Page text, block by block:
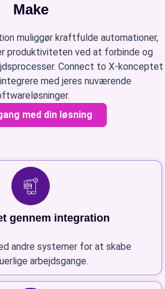
Make
muliggør kraftfulde automationer,
produktiviteten ved at forbinde og
Connect to X-konceptet
med jeres nuværende
med din løsning
gennem integration
andre systemer for at skabe
arbejdsgange.